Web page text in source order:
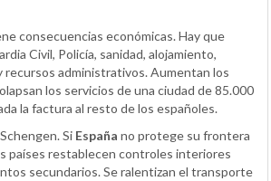
consecuencias económicas. Hay que
Civil, Policía, sanidad, alojamiento,
recursos administrativos. Aumentan los
los servicios de una ciudad de 85.000
la factura al resto de los españoles.
Si España no protege su frontera
países restablecen controles interiores
secundarios. Se ralentizan el transporte